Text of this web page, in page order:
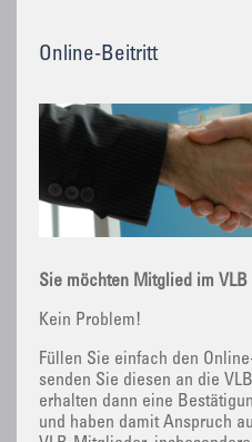
Online-Beitritt
Sie möchten Mitglied im
Kein Problem!
Füllen Sie einfach den
senden Sie diesen an die
erhalten dann eine
und haben damit Anspruch